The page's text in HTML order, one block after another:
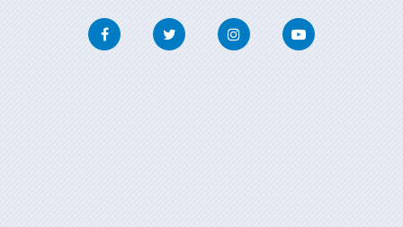
FacebookTwitter InstagramYoutube